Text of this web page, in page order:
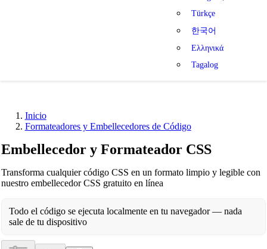
Türkçe
한국어
Ελληνικά
Tagalog
Inicio
Formateadores y Embellecedores de Código
Embellecedor y Formateador CSS
Transforma cualquier código CSS en un formato limpio y legible con
nuestro embellecedor CSS gratuito en línea
Todo el código se ejecuta localmente en tu navegador — nada
sale de tu dispositivo